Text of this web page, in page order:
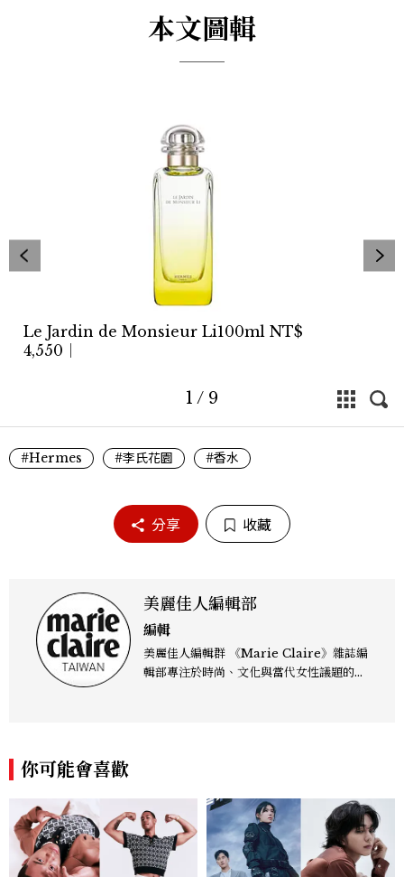
本文圖輯
Le Jardin de Monsieur Li100ml NT$
4,550│
1 / 9
#Hermes #李氏花園 #香水
分享 收藏
美麗佳人編輯部
編輯
美麗佳人編輯群 《Marie Claire》雜誌編
輯部專注於時尚、文化與當代女性議題的深
視角與編輯直覺，引領讀者探索女性多元面
貌與生活品味風格的無限可能。
你可能會喜歡